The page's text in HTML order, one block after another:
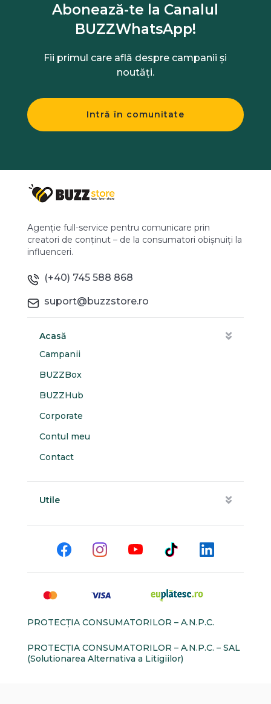
Abonează-te la Canalul
BUZZWhatsApp!
Fii primul care află despre campanii și
noutăți.
Intră în comunitate
Agenție full-service pentru comunicare prin
creatori de conținut – de la consumatori obișnuiți la
influenceri.
(+40) 745 588 868
suport@buzzstore.ro
Acasă
Campanii
BUZZBox
BUZZHub
Corporate
Contul meu
Contact
Utile
PROTECŢIA CONSUMATORILOR – A.N.P.C.
PROTECŢIA CONSUMATORILOR – A.N.P.C. – SAL
(Solutionarea Alternativa a Litigiilor)